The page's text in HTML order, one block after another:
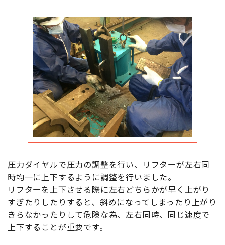
圧力ダイヤルで圧力の調整を行い、リフターが左右同
時均一に上下するように調整を行いました。
リフターを上下させる際に左右どちらかが早く上がり
すぎたりしたりすると、斜めになってしまったり上がり
きらなかったりして危険な為、左右同時、同じ速度で
上下することが重要です。